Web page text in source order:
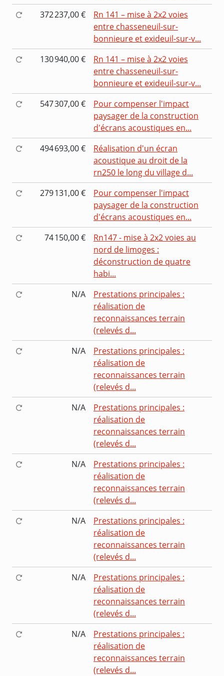
372 237,00 €
Rn 141 – mise à 2x2 voies
entre chasseneuil-sur-
bonnieure et exideuil-sur-v...
130 940,00 €
Rn 141 – mise à 2x2 voies
entre chasseneuil-sur-
bonnieure et exideuil-sur-v...
547 307,00 €
Pour compenser l'impact
paysager de la construction
d'écrans acoustiques en...
494 693,00 €
Réalisation d'un écran
acoustique au droit de la
rn250 le long du village d...
279 131,00 €
Pour compenser l'impact
paysager de la construction
d'écrans acoustiques en...
74 150,00 €
Rn147 - mise à 2x2 voies au
nord de limoges :
déconstruction de quatre
habi...
N/A
Prestations principales :
réalisation de
reconnaissances terrain
(relevés d...
N/A
Prestations principales :
réalisation de
reconnaissances terrain
(relevés d...
N/A
Prestations principales :
réalisation de
reconnaissances terrain
(relevés d...
N/A
Prestations principales :
réalisation de
reconnaissances terrain
(relevés d...
N/A
Prestations principales :
réalisation de
reconnaissances terrain
(relevés d...
N/A
Prestations principales :
réalisation de
reconnaissances terrain
(relevés d...
N/A
Prestations principales :
réalisation de
reconnaissances terrain
(relevés d...